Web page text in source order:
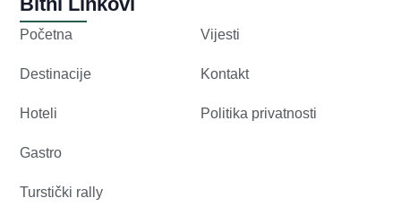
Početna
Destinacije
Hoteli
Gastro
Turstički rally
Vijesti
Kontakt
Politika privatnosti